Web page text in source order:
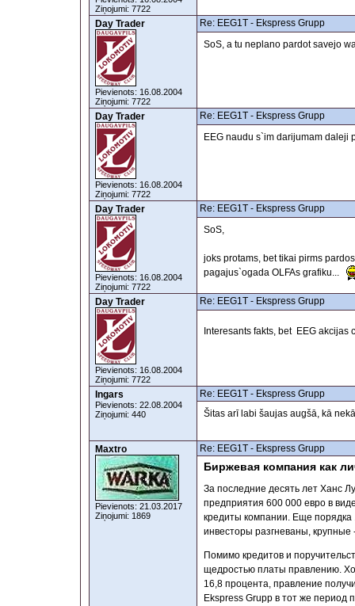
Ziņojumi: 7722
Day Trader
Pievienots: 16.08.2004
Ziņojumi: 7722
Re: EEG1T - Ekspress Grupp
SoS, a tu neplano pardot savejo
Day Trader
Pievienots: 16.08.2004
Ziņojumi: 7722
Re: EEG1T - Ekspress Grupp
EEG naudu s`im darijumam daleji
Day Trader
Pievienots: 16.08.2004
Ziņojumi: 7722
Re: EEG1T - Ekspress Grupp
SoS,
joks protams, bet tikai pirms
pagajus`ogada OLFAs grafiku...
Day Trader
Pievienots: 16.08.2004
Ziņojumi: 7722
Re: EEG1T - Ekspress Grupp
Interesants fakts, bet EEG
Ingars
Pievienots: 22.08.2004
Ziņojumi: 440
Re: EEG1T - Ekspress Grupp
Šitas arī labi šaujas augšā, kā
Maxtro
Pievienots: 21.03.2017
Ziņojumi: 1869
Re: EEG1T - Ekspress Grupp
Биржевая компания как
За последние десять лет Ханс
предприятия 600 000 евро в
кредиты компании. Еще порядка
инвесторы разгневаны,
Помимо кредитов и
щедростью платы правлению.
16,8 процента, правление
Ekspress Grupp в тот же период